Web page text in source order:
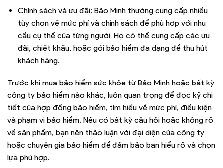
Chính sách và ưu đãi: Bảo Minh thường cung cấp nhiều
tùy chọn về mức phí và chính sách để phù hợp với nhu
cầu cụ thể của từng người. Họ có thể cung cấp các ưu
đãi, chiết khấu, hoặc gói bảo hiểm đa dạng để thu hút
khách hàng.
Trước khi mua bảo hiểm sức khỏe từ Bảo Minh hoặc bất kỳ
công ty bảo hiểm nào khác, luôn quan trọng để đọc kỹ chi
tiết của hợp đồng bảo hiểm, tìm hiểu về mức phí, điều kiện
và phạm vi bảo hiểm. Nếu có bất kỳ câu hỏi hoặc không rõ
về sản phẩm, bạn nên thảo luận với đại diện của công ty
hoặc chuyên gia bảo hiểm để đảm bảo bạn hiểu rõ và chọn
lựa phù hợp.